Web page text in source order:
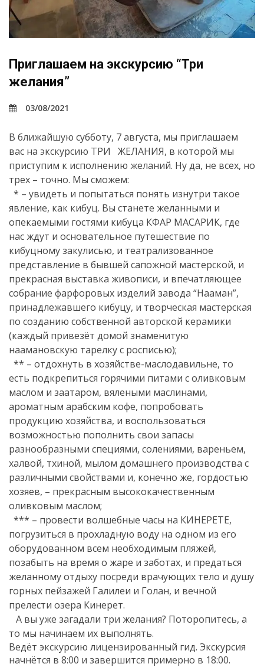
Приглашаем на экскурсию “Три
желания”
03/08/2021
В ближайшую субботу, 7 августа, мы приглашаем
вас на экскурсию ТРИ ЖЕЛАНИЯ, в которой мы
приступим к исполнению желаний. Ну да, не всех, но
трех – точно. Мы сможем:
* – увидеть и попытаться понять изнутри такое
явление, как кибуц. Вы станете желанными и
опекаемыми гостями кибуца КФАР МАСАРИК, где
нас ждут и основательное путешествие по
кибуцному закулисью, и театрализованное
представление в бывшей сапожной мастерской, и
прекрасная выставка живописи, и впечатляющее
собрание фарфоровых изделий завода “Нааман”,
принадлежавшего кибуцу, и творческая мастерская
по созданию собственной авторской керамики
(каждый привезёт домой знаменитую
наамановскую тарелку с росписью);
** – отдохнуть в хозяйстве-маслодавильне, то
есть подкрепиться горячими питами с оливковым
маслом и заатаром, вялеными маслинами,
ароматным арабским кофе, попробовать
продукцию хозяйства, и воспользоваться
возможностью пополнить свои запасы
разнообразными специями, солениями, вареньем,
халвой, тхиной, мылом домашнего производства с
различными свойствами и, конечно же, гордостью
хозяев, – прекрасным высококачественным
оливковым маслом;
*** – провести волшебные часы на КИНЕРЕТЕ,
погрузиться в прохладную воду на одном из его
оборудованном всем необходимым пляжей,
позабыть на время о жаре и заботах, и предаться
желанному отдыху посреди врачующих тело и душу
горных пейзажей Галилеи и Голан, и вечной
прелести озера Кинерет.
А вы уже загадали три желания? Поторопитесь, а
то мы начинаем их выполнять.
Ведёт экскурсию лицензированный гид. Экскурсия
начнётся в 8:00 и завершится примерно в 18:00.